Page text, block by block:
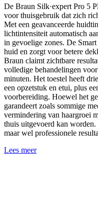
De Braun Silk·expert Pro 5
voor thuisgebruik dat zich
Met een geavanceerde
lichtintensiteit automatisch
in gevoelige zones. De
huid en zorgt voor betere
Braun claimt zichtbare
volledige behandelingen
minuten. Het toestel heeft
een opzetstuk en etui, plus
voorbereiding. Hoewel het
garandeert zoals sommige
vermindering van haargroei
thuis uitgevoerd kan
maar wel professionele
Lees meer